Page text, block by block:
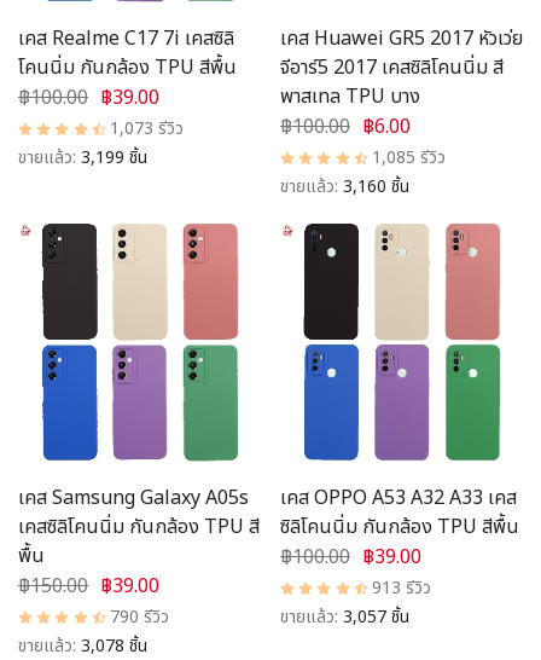
เคส Realme C17 7i เคสซิลิ
โคนนิ่ม กันกล้อง TPU สีพื้น
฿100.00 ฿39.00
1,073 รีวิว
ขายแล้ว: 3,199 ชิ้น
เคส Huawei GR5 2017 หัวเว่ย
จีอาร์5 2017 เคสซิลิโคนนิ่ม สี
พาสเทล TPU บาง
฿100.00 ฿6.00
1,085 รีวิว
ขายแล้ว: 3,160 ชิ้น
เคส Samsung Galaxy A05s
เคสซิลิโคนนิ่ม กันกล้อง TPU สี
พื้น
฿150.00 ฿39.00
790 รีวิว
ขายแล้ว: 3,078 ชิ้น
เคส OPPO A53 A32 A33 เคส
ซิลิโคนนิ่ม กันกล้อง TPU สีพื้น
฿100.00 ฿39.00
913 รีวิว
ขายแล้ว: 3,057 ชิ้น